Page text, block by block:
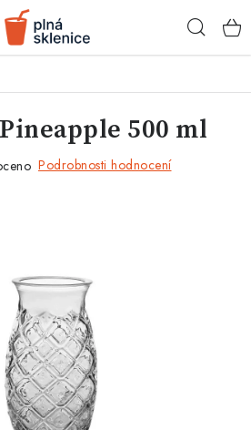
500 ml
Podrobnosti hodnocení